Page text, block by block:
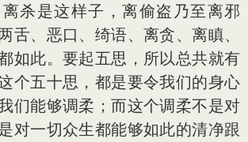
杀是这样子，离偷盗乃至离邪
舌、恶口、绮语、离贪、离瞋、
如此。要起五思，所以总共就有
个五十思，都是要令我们的身心
们能够调柔；而这个调柔不是对
对一切众生都能够如此的清净跟